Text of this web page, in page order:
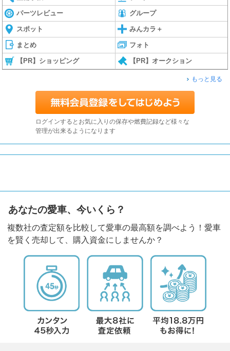
パーツレビュー グループ
スポット みんカラ＋
まとめ フォト
【PR】ショッピング 【PR】オークション
もっと見る
ログインするとお気に入りの保存や燃費記録など様々な
管理が出来るようになります
あなたの愛車、今いくら？
複数社の査定額を比較して愛車の最高額を調べよう！愛車
を賢く売却して、購入資金にしませんか？